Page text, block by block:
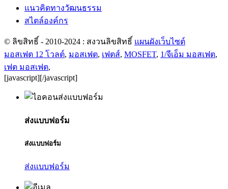
แนวคิดทางวัฒนธรรม
สไตล์องค์กร
© ลิขสิทธิ์ - 2010-2024 : สงวนลิขสิทธิ์ แผนผังเว็บไซต์
มอสเฟต 12 โวลต์, มอสเฟต, เฟตส์, MOSFET, 1/จีเอ็ม มอสเฟต,
เฟต มอสเฟต,
[javascript][/javascript]
ส่งแบบฟอร์ม
ส่งแบบฟอร์ม
ส่งแบบฟอร์ม